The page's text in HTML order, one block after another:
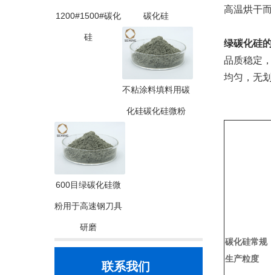
1200#1500#碳化
硅
碳化硅
不粘涂料填料用碳
化硅碳化硅微粉
600目绿碳化硅微
粉用于高速钢刀具
研磨
联系我们
高温烘干
绿碳化硅
品质稳定
均匀，无
碳化硅常规
生产粒度